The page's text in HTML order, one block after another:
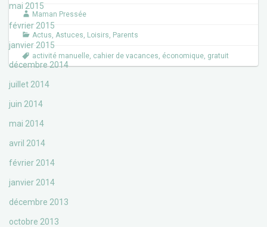
mai 2015
février 2015
janvier 2015
décembre 2014
juillet 2014
juin 2014
mai 2014
avril 2014
février 2014
janvier 2014
décembre 2013
octobre 2013
Maman Pressée
Actus, Astuces, Loisirs, Parents
activité manuelle, cahier de vacances, économique, gratuit